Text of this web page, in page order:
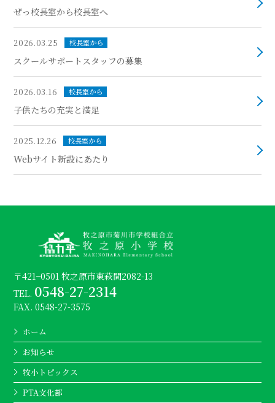
ぜっ校長室から校長室へ
2026.03.25 校長室から
スクールサポートスタッフの募集
2026.03.16 校長室から
子供たちの充実と満足
2025.12.26 校長室から
Webサイト新設にあたり
〒421−0501 牧之原市東萩間2082-13
TEL. 0548-27-2314
FAX. 0548-27-3575
ホーム
お知らせ
牧小トピックス
PTA文化部